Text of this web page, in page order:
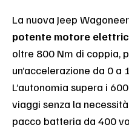
La nuova Jeep
potente motore
oltre 800 Nm di coppia,
un’accelerazione da 0 a
L’autonomia supera i
viaggi senza la
pacco batteria da 400